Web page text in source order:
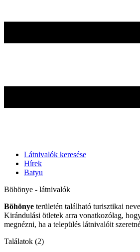
Látnivalók keresése
Hírek
Batyu
Böhönye - látnivalók
Böhönye területén található turisztikai
Kirándulási ötletek arra vonatkozólag,
megnézni, ha a település látnivalóit
Találatok (2)